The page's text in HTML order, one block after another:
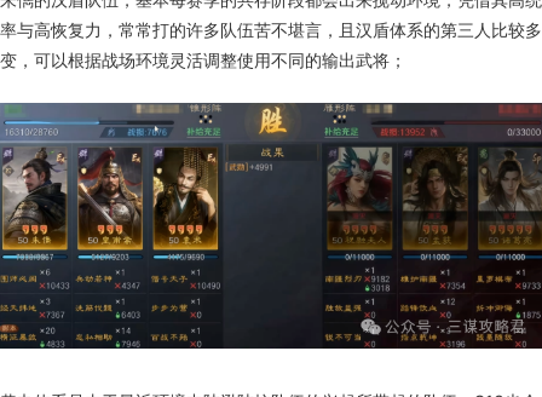
率与高恢复力，常常打的许多队伍苦不堪言，且汉盾体系的第三人比较多
变，可以根据战场环境灵活调整使用不同的输出武将；